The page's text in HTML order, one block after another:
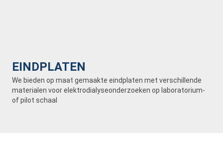
EINDPLATEN
We bieden op maat gemaakte eindplaten met verschillende
materialen voor elektrodialyseonderzoeken op laboratorium-
of pilot schaal